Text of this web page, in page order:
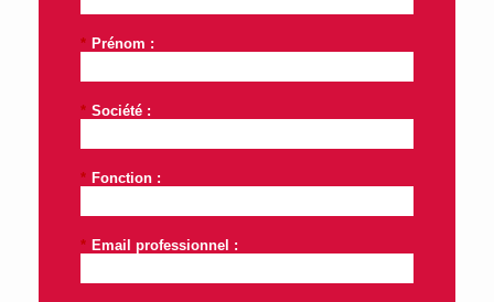
* Prénom :
* Société :
* Fonction :
* Email professionnel :